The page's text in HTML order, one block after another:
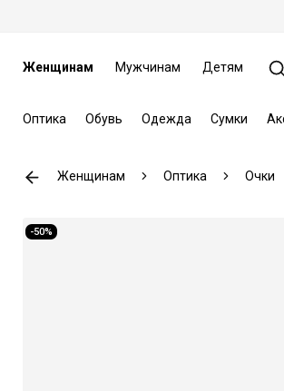
Женщинам Мужчинам Детям
Оптика Обувь Одежда Сумки
Женщинам Оптика Очки
-50%